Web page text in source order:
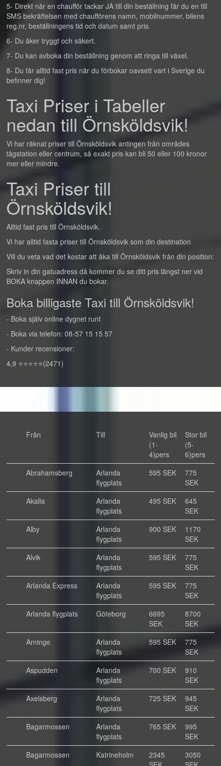
5- Direkt när en chaufför tackar JA till din beställning får du en till
SMS bekräftelsen med chaufförens namn, mobilnummer, bilens
reg.nr, beställningens tid och datum samt pris.
6- Du åker tryggt och säkert.
7- Du kan avboka din beställning genom att ringa till växel.
8- Du får alltid fast pris när du förbokar oavsett vart i Sverige du
befinner dig!
Taxi Priser i Tabeller
nedan till Örnsköldsvik!
Vi har räknat priser till Örnsköldsvik antingen från områdes
tågstation eller centrum, så exakt pris kan bli 50 eller 100 kronor
mer eller mindre.
Taxi Priser till
Örnsköldsvik!
Alltid fast pris till Örnsköldsvik.
Vi har alltid fasta priser till Örnsköldsvik som din destination
Vill du veta vad det kostar att åka till Örnsköldsvik från din position:
Skriv in din gatuadress då kommer du se ditt pris längst ner vid
BOKA knappen INNAN du bokar.
Boka billigaste Taxi till Örnsköldsvik!
- Boka själv online dygnet runt
- Boka via telefon: 08-57 15 15 57
- Kunder recensioner:
4,9 ⭐⭐⭐⭐⭐(2471)
Från Till
Vanlig bil
(1-
4)pers
Stor bil
(5-
6)pers
Abrahamsberg
Arlanda
flygplats
595 SEK
775
SEK
Akalla
Arlanda
flygplats
495 SEK
645
SEK
Alby
Arlanda
flygplats
900 SEK
1170
SEK
Alvik
Arlanda
flygplats
595 SEK
775
SEK
Arlanda Express
Arlanda
flygplats
595 SEK
775
SEK
Arlanda flygplats
Göteborg
6695
SEK
8700
SEK
Arninge
Arlanda
flygplats
595 SEK
775
SEK
Aspudden
Arlanda
flygplats
700 SEK
910
SEK
Axelsberg
Arlanda
flygplats
725 SEK
945
SEK
Bagarmossen
Arlanda
flygplats
765 SEK
995
SEK
Bagarmossen
Katrineholm
2345
3050